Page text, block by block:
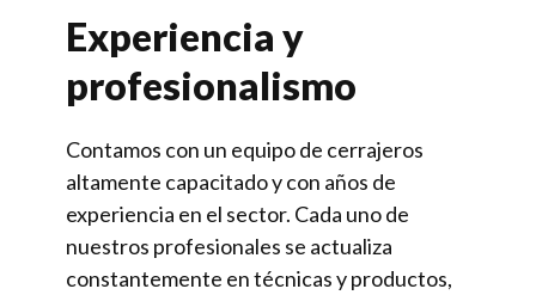
Experiencia y
profesionalismo
Contamos con un equipo de cerrajeros
altamente capacitado y con años de
experiencia en el sector. Cada uno de
nuestros profesionales se actualiza
constantemente en técnicas y productos,